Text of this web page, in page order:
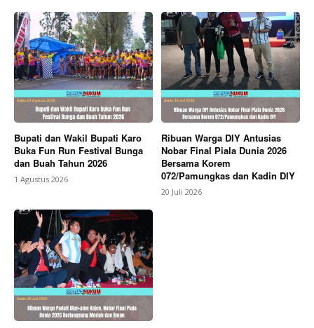
Bupati dan Wakil Bupati Karo
Buka Fun Run Festival Bunga
dan Buah Tahun 2026
1 Agustus 2026
Ribuan Warga DIY Antusias
Nobar Final Piala Dunia 2026
Bersama Korem
072/Pamungkas dan Kadin DIY
20 Juli 2026